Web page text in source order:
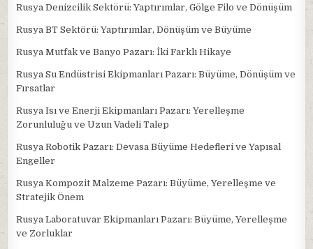
Rusya Denizcilik Sektörü: Yaptırımlar, Gölge Filo ve Dönüşüm
Rusya BT Sektörü: Yaptırımlar, Dönüşüm ve Büyüme
Rusya Mutfak ve Banyo Pazarı: İki Farklı Hikaye
Rusya Su Endüstrisi Ekipmanları Pazarı: Büyüme, Dönüşüm ve
Fırsatlar
Rusya Isı ve Enerji Ekipmanları Pazarı: Yerelleşme
Zorunluluğu ve Uzun Vadeli Talep
Rusya Robotik Pazarı: Devasa Büyüme Hedefleri ve Yapısal
Engeller
Rusya Kompozit Malzeme Pazarı: Büyüme, Yerelleşme ve
Stratejik Önem
Rusya Laboratuvar Ekipmanları Pazarı: Büyüme, Yerelleşme
ve Zorluklar